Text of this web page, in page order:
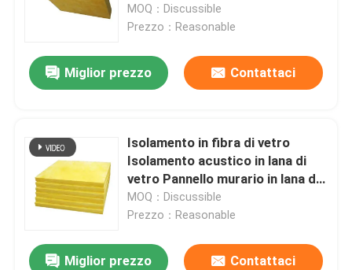
Carta di lana
MOQ：Discussible
Prezzo：Reasonable
Miglior prezzo Contattaci
Isolamento in fibra di vetro
Isolamento acustico in lana di
vetro Pannello murario in lana di
vetro Isolamento termico
Assorbimento del rumore
MOQ：Discussible
Prezzo：Reasonable
Miglior prezzo Contattaci